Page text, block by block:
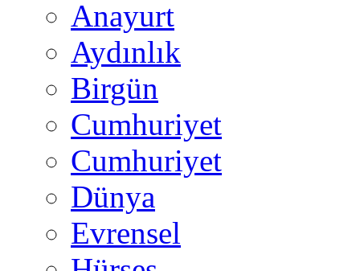
Anayurt
Aydınlık
Birgün
Cumhuriyet
Cumhuriyet
Dünya
Evrensel